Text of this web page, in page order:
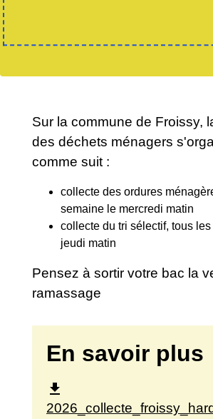
Sur la commune de Froissy,
des déchets ménagers
comme suit :
collecte des ordures
semaine le mercredi matin
collecte du tri sélectif, tous
jeudi matin
Pensez à sortir votre bac la
ramassage
En savoir plus
file_download